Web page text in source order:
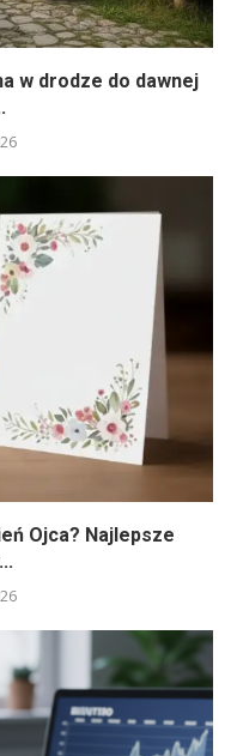
w drodze do dawnej
Ojca? Najlepsze